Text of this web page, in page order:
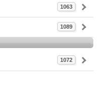
1063
1089
1072